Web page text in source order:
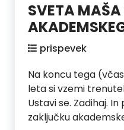
SVETA
prispevek
Na koncu tega
leta si vzemi
Ustavi se. Zadihaj.
zaključku